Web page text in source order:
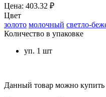
Цена: 403.32 ₽
Цвет
золото молочный светло-
Количество в упаковке
уп. 1 шт
Данный товар можно купить